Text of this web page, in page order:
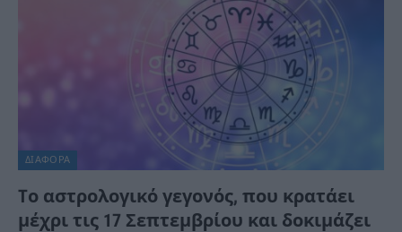
ΔΙΆΦΟΡΑ
Tο αστρολογικό γεγονός, που κρατάει
μέχρι τις 17 Σεπτεμβρίου και δοκιμάζει